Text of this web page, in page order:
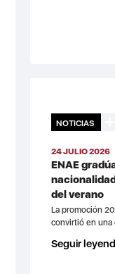
NOTICIAS
24 JULIO 2026
ENAE
del verano
La promoción
convirtió en una
Seguir